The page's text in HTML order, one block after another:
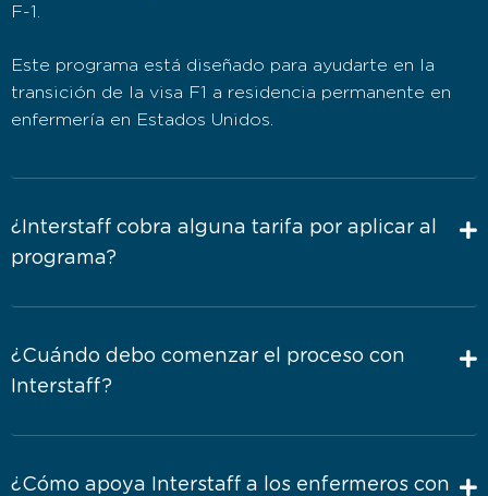
F-1.
Este programa está diseñado para ayudarte en la
transición de la visa F1 a residencia permanente en
enfermería en Estados Unidos.
¿Interstaff cobra alguna tarifa por aplicar al
programa?
¿Cuándo debo comenzar el proceso con
Interstaff?
¿Cómo apoya Interstaff a los enfermeros con